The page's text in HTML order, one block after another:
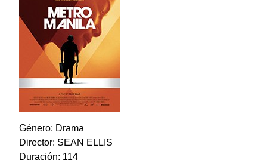
Género: Drama
Director: SEAN ELLIS
Duración: 114